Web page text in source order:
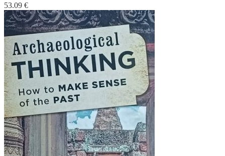
53.09 €